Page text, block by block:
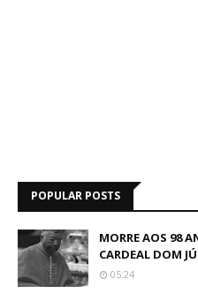
POPULAR POSTS
MORRE AOS 98
CARDEAL DOM
05:24